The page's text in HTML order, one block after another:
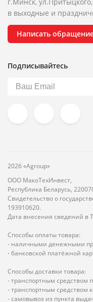
в выходные и
Написать
Подписывайтесь
2026 «Agroup»
ООО МакоТехИнвест,
Республика Беларусь,
Свидетельство о
193910620.
Дата внесения сведений в
Способы оплаты товара:
- наличными денежными
- банковской платёжной
Способы доставки товара:
- транспортным средством
- транспортным средством
- самовывоз из пункта